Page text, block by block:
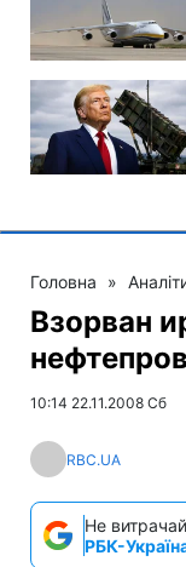
Головна »
Взорван
10:14 22.11.2008 Сб
RBC.UA
Не
РБК-